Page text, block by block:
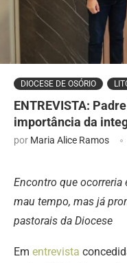
DIOCESE DE OSÓRIO
ENTREVISTA:
importância da
por Maria Alice Ramos
Encontro que ocorreria
mau tempo, mas já
pastorais da Diocese
Em entrevista